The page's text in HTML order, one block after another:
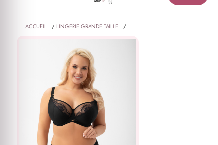
ACCUEIL / LINGERIE GRANDE TAILLE
/
LINGERIE DE JOUR GRANDE TAILLE
/
CULOTTES & STRINGS GRANDE TAILLE
CULOTTE GRANDE TAILLE EVIA NOIR